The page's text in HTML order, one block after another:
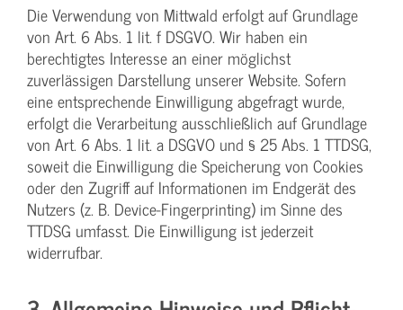
Die Verwendung von Mittwald erfolgt auf Grundlage
von Art. 6 Abs. 1 lit. f DSGVO. Wir haben ein
berechtigtes Interesse an einer möglichst
zuverlässigen Darstellung unserer Website. Sofern
eine entsprechende Einwilligung abgefragt wurde,
erfolgt die Verarbeitung ausschließlich auf Grundlage
von Art. 6 Abs. 1 lit. a DSGVO und § 25 Abs. 1 TTDSG,
soweit die Einwilligung die Speicherung von Cookies
oder den Zugriff auf Informationen im Endgerät des
Nutzers (z. B. Device-Fingerprinting) im Sinne des
TTDSG umfasst. Die Einwilligung ist jederzeit
widerrufbar.